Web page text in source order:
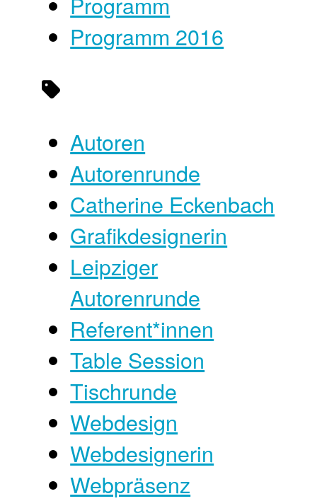
Programm 2016
Autoren
Autorenrunde
Catherine Eckenbach
Grafikdesignerin
Leipziger
Autorenrunde
Referent*innen
Table Session
Tischrunde
Webdesign
Webdesignerin
Webpräsenz